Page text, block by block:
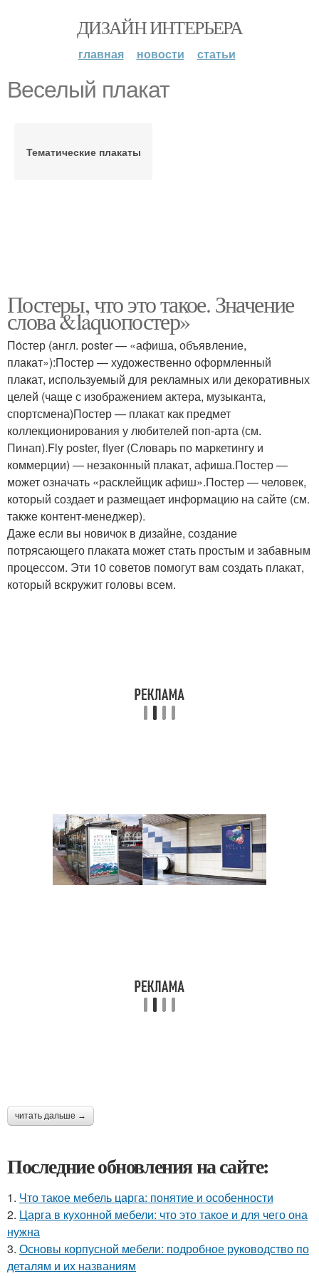
ДИЗАЙН ИНТЕРЬЕРА
главная новости статьи
Веселый плакат
Тематические плакаты
Постеры, что это такое. Значение
слова &laquoпостер»
По́стер (англ. poster — «афиша, объявление,
плакат»):Постер — художественно оформленный
плакат, используемый для рекламных или декоративных
целей (чаще с изображением актера, музыканта,
спортсмена)Постер — плакат как предмет
коллекционирования у любителей поп-арта (см.
Пинап).Fly poster, flyer (Словарь по маркетингу и
коммерции) — незаконный плакат, афиша.Постер —
может означать «расклейщик афиш».Постер — человек,
который создает и размещает информацию на сайте (см.
также контент-менеджер).
Даже если вы новичок в дизайне, создание
потрясающего плаката может стать простым и забавным
процессом. Эти 10 советов помогут вам создать плакат,
который вскружит головы всем.
читать дальше →
Последние обновления на сайте:
1. Что такое мебель царга: понятие и особенности
2. Царга в кухонной мебели: что это такое и для чего она
нужна
3. Основы корпусной мебели: подробное руководство по
деталям и их названиям